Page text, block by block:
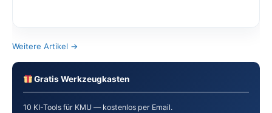
Weitere Artikel →
Gratis Werkzeugkasten
10 KI-Tools für KMU — kostenlos per Email.